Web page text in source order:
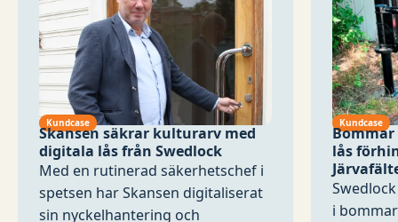
Kundcase
Skansen säkrar kulturarv med
digitala lås från Swedlock
Med en rutinerad säkerhetschef i
spetsen har Skansen digitaliserat
sin nyckelhantering och
Kundcase
Bommar
lås
i